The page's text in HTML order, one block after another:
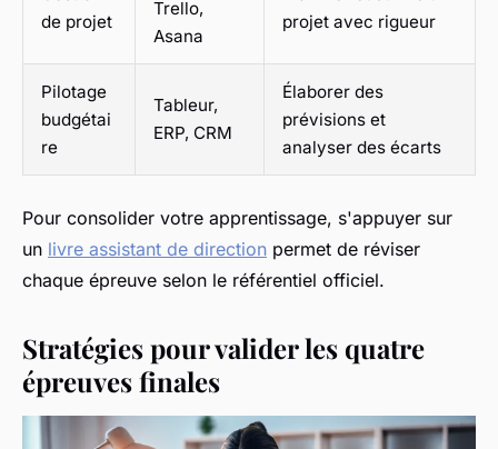
de projet
Trello,
Asana
projet avec rigueur
Pilotage
budgétai
re
Tableur,
ERP, CRM
Élaborer des
prévisions et
analyser des écarts
Pour consolider votre apprentissage, s'appuyer sur
un livre assistant de direction permet de réviser
chaque épreuve selon le référentiel officiel.
Stratégies pour valider les quatre
épreuves finales